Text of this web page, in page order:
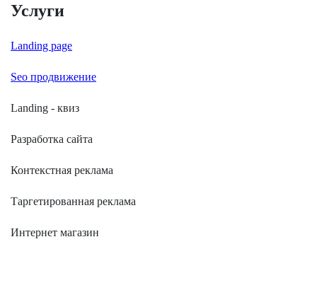
Услуги
Landing page
Seo продвижение
Landing - квиз
Разработка сайта
Контекстная реклама
Таргетированная реклама
Интернет магазин